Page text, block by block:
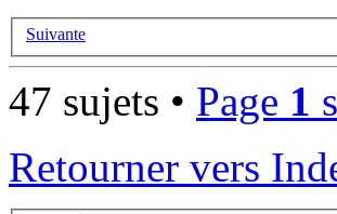
Suivante
47 sujets • Page 1
Retourner vers